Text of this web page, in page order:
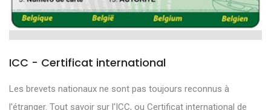
ICC - Certificat international
Les brevets nationaux ne sont pas toujours reconnus à
l'étranger. Tout savoir sur l'ICC, ou Certificat international de